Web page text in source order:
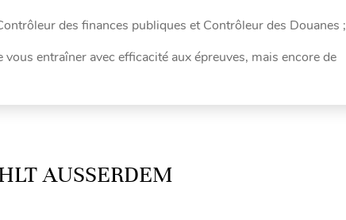
des finances publiques et Contrôleur des Douanes ;
entraîner avec efficacité aux épreuves, mais encore de
AUSSERDEM